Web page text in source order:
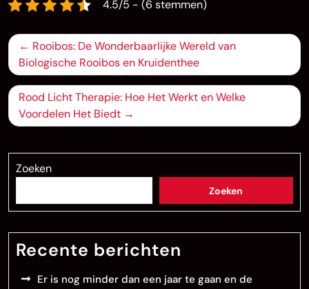
4.5/5 - (6 stemmen)
Bericht
navigatie
Rooibos: De Wonderbaarlijke Wereld van
Biologische Rooibos en Kruidenthee
Rood Licht Therapie: Hoe Het Werkt en Welke
Voordelen Het Biedt
Zoeken
Zoeken
Recente berichten
Er is nog minder dan een jaar te gaan en de